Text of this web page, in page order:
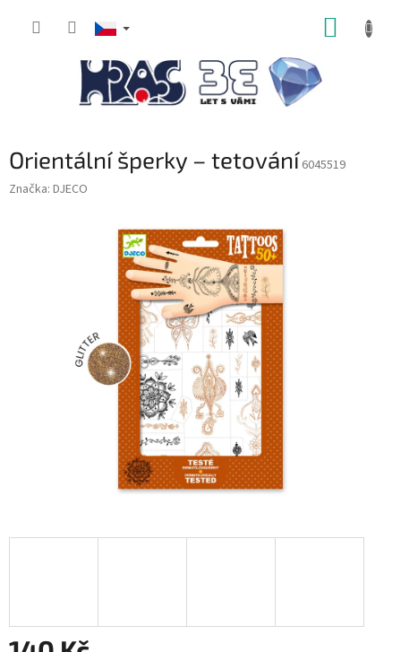
Orientální šperky – tetování 6045519
Značka: DJECO